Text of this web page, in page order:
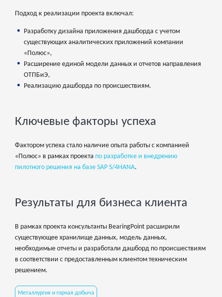
Подход к реализации проекта включал:
Разработку дизайна приложения дашборда с учетом
существующих аналитических приложений компании
«Полюс»,
Расширение единой модели данных и отчетов направления
ОТПБиЭ,
Реализацию дашборда по происшествиям.
Ключевые факторы успеха
Фактором успеха стало наличие опыта работы с компанией
«Полюс» в рамках проекта по разработке и внедрению
пилотного решения на базе SAP S/4HANA.
Результаты для бизнеса клиента
В рамках проекта консультанты BearingPoint расширили
существующее хранилище данных, модель данных,
необходимые отчеты и разработали дашборд по происшествиям
в соответствии с предоставленным клиентом техническим
решением.
Металлургия и горная добыча